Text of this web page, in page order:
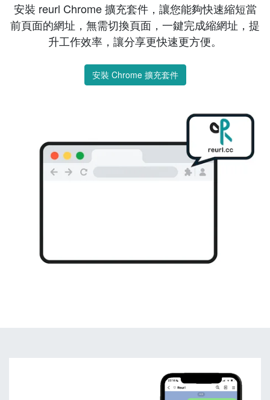
安裝 reurl Chrome 擴充套件，讓您能夠快速縮短當
前頁面的網址，無需切換頁面，一鍵完成縮網址，提
升工作效率，讓分享更快速更方便。
安裝 Chrome 擴充套件